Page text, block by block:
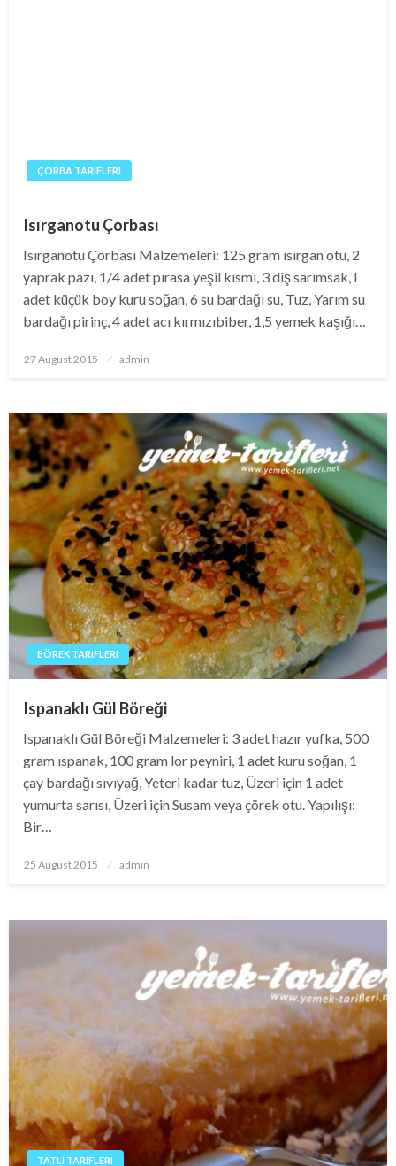
ÇORBA TARIFLERI
Isırganotu Çorbası
Isırganotu Çorbası Malzemeleri: 125 gram ısırgan otu, 2
yaprak pazı, 1/4 adet pırasa yeşil kısmı, 3 diş sarımsak, l
adet küçük boy kuru soğan, 6 su bardağı su, Tuz, Yarım su
bardağı pirinç, 4 adet acı kırmızıbiber, 1,5 yemek kaşığı…
Posted
27 August 2015 admin
BÖREK TARIFLERI
Ispanaklı Gül Böreği
Ispanaklı Gül Böreği Malzemeleri: 3 adet hazır yufka, 500
gram ıspanak, 100 gram lor peyniri, 1 adet kuru soğan, 1
çay bardağı sıvıyağ, Yeteri kadar tuz, Üzeri için 1 adet
yumurta sarısı, Üzeri için Susam veya çörek otu. Yapılışı:
Bir…
Posted
25 August 2015 admin
TATLI TARIFLERI